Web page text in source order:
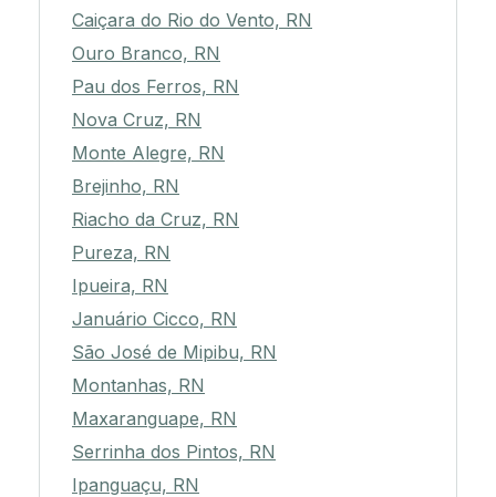
Caiçara do Rio do Vento, RN
Ouro Branco, RN
Pau dos Ferros, RN
Nova Cruz, RN
Monte Alegre, RN
Brejinho, RN
Riacho da Cruz, RN
Pureza, RN
Ipueira, RN
Januário Cicco, RN
São José de Mipibu, RN
Montanhas, RN
Maxaranguape, RN
Serrinha dos Pintos, RN
Ipanguaçu, RN